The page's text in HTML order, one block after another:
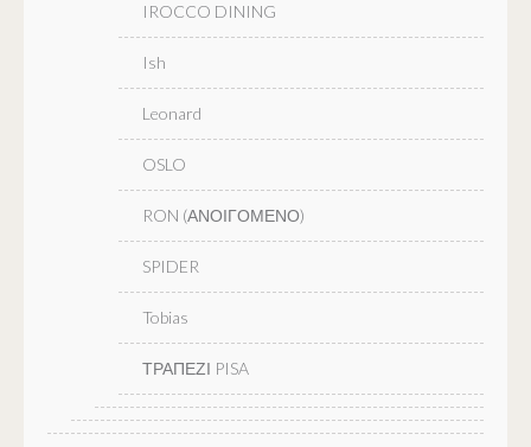
IROCCO DINING
Ish
Leonard
OSLO
RON (ΑΝΟΙΓΟΜΕΝΟ)
SPIDER
Tobias
ΤΡΑΠΕΖΙ PISA